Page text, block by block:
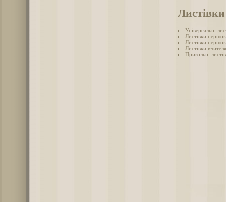
Універсальні
Листівки
Листівки
Листівки
Прикольні